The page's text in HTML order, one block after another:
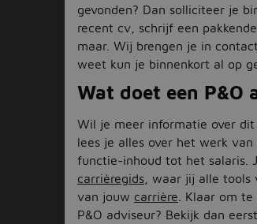
gevonden? Dan solliciteer je
recent cv, schrijf een
maar. Wij brengen je in
weet kun je binnenkort al op
Wat doet een P&O
Wil je meer informatie over dit
lees je alles over het werk van
functie-inhoud tot het salaris.
carrièregids , waar jij alle
van jouw carrière . Klaar om
P&O adviseur? Bekijk dan